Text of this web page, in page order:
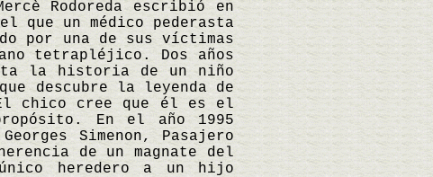
Rodoreda escribió en
un médico pederasta
por una de sus víctimas
tetrapléjico. Dos años
la historia de un niño
descubre la leyenda de
chico cree que él es el
En el año 1995
Simenon, Pasajero
de un magnate del
único heredero a un hijo